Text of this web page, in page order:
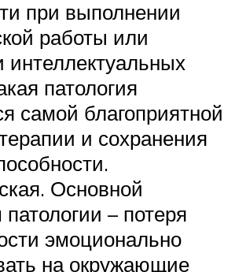
при выполнении
работы или
патология
самой благоприятной
и сохранения
Основной
– потеря
эмоционально
на окружающие